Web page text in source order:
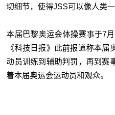
切细节，使得JSS可以像人类一
本届巴黎奥运会体操赛事于7
《科技日报》此前报道称本
动员训练到辅助判罚，再到赛
着本届奥运会运动员和观众。